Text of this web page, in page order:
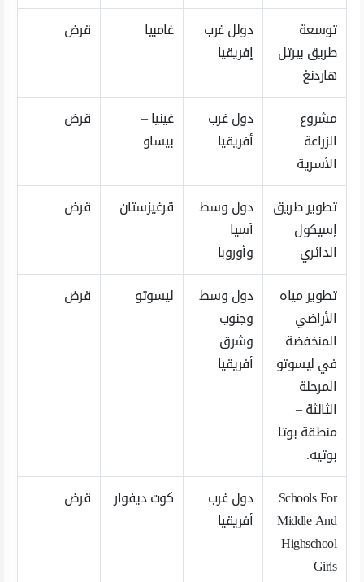
توسعة
طريق بيرتل
هاردنغ
دولل غرب
إفريقيا
غامبيا قرض
مشروع
الزراعة
الأسرية
دول غرب
أفريقيا
غينيا –
بيساو
قرض
تطوير طريق
إسيكول
الدائري
دول وسط
آسيا
وأوروبا
قرغيزستان قرض
تطوير مياه
الأراضي
المنخفضة
في ليسوتو
المرحلة
الثالثة –
منطقة بوتا
بوتيه.
دول وسط
وجنوب
وشرق
أفريقيا
ليسوتو قرض
Schools For
Middle And
Highschool
Girls
دول غرب
أفريقيا
كوت ديفوار قرض